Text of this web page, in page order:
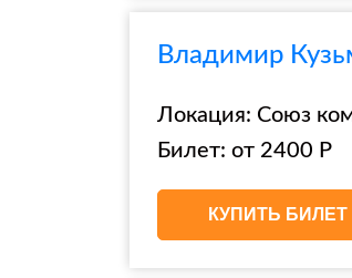
Владимир
Локация: Союз
Билет: от 2400 Р
КУПИТЬ БИЛЕТ